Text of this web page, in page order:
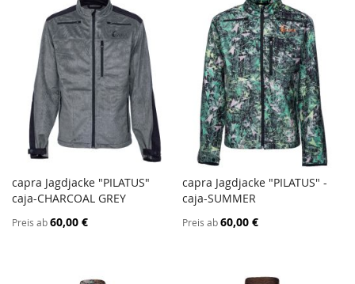
In den Warenkorb
VERGLEICHSLISTE
HINZUFÜGEN
capra Jagdjacke "PILATUS"
caja-CHARCOAL GREY
Preis ab60,00 €
In den Warenkorb
capra Jagdjacke "PILATUS" -
caja-SUMMER
Preis ab 60,00 €